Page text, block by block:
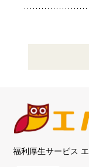
福利厚生サービス